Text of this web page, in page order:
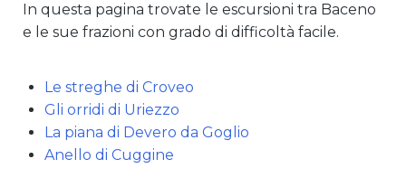
In questa pagina trovate le escursioni tra Baceno
e le sue frazioni con grado di difficoltà facile.
Le streghe di Croveo
Gli orridi di Uriezzo
La piana di Devero da Goglio
Anello di Cuggine